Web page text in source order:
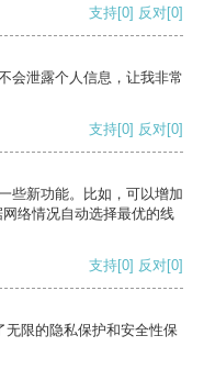
支持[0] 反对[0]
会泄露个人信息，让我非常
支持[0] 反对[0]
些新功能。比如，可以增加
络情况自动选择最优的线
支持[0] 反对[0]
限的隐私保护和安全性保